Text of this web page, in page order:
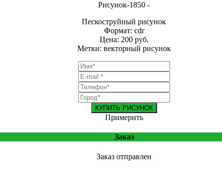
Рисунок-1850 -
Пескоструйный рисунок
Формат: cdr
Цена: 200 руб.
Метки: векторный рисунок
КУПИТЬ РИСУНОК
Примерить
Заказ
Заказ отправлен